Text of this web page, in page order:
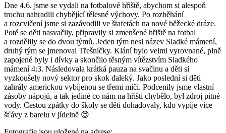
Dne 4.6. jsme se vydali na fotbalové hřiště, abychom si alespoň
trochu nahradili chybějící tělesné výchovy. Po rozběhání
a rozcvičení jsme si zazávodili ve štafetách na nové běžecké dráze.
Poté se děti nasvačily, připravily si zmenšené hřiště na fotbal
a rozdělily se do dvou týmů. Jeden tým nesl název Sladké mámení,
druhý tým se jmenoval Třešničky. Klání bylo velmi vyrovnané, plně
zapojené byly i dívky a skončilo těsným vítězstvím Sladkého
mámení 4:3. Následovala krátká pauza na svačinu a děti si
vyzkoušely nový sektor pro skok daleký. Jako poslední si děti
zahrály americkou vybíjenou se třemi míči. Podcenily jsme vlastní
zásoby nápojů, a tak jediné co nám na hřišti chybělo, byl zdroj pitné
vody. Cestou zpátky do školy se děti dohadovaly, kdo vypije více
šťávy z barelu v jídelně 😊